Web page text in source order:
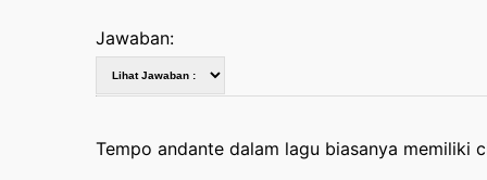
Jawaban:
Tempo andante dalam lagu biasanya memiliki